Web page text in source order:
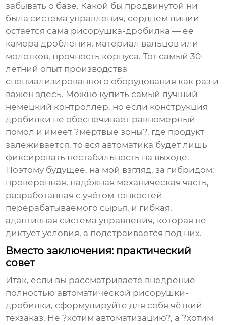
забывать о базе. Какой бы продвинутой ни
была система управления, сердцем линии
остаётся сама рисорушка-дробилка — её
камера дробления, материал вальцов или
молотков, прочность корпуса. Тот самый 30-
летний опыт производства
специализированного оборудования как раз и
важен здесь. Можно купить самый лучший
немецкий контроллер, но если конструкция
дробилки не обеспечивает равномерный
помол и имеет ?мёртвые зоны?, где продукт
залёживается, то вся автоматика будет лишь
фиксировать нестабильность на выходе.
Поэтому будущее, на мой взгляд, за гибридом:
проверенная, надёжная механическая часть,
разработанная с учётом тонкостей
перерабатываемого сырья, и гибкая,
адаптивная система управления, которая не
диктует условия, а подстраивается под них.
Вместо заключения: практический
совет
Итак, если вы рассматриваете внедрение
полностью автоматической рисорушки-
дробилки, сформулируйте для себя чёткий
техзаказ. Не ?хотим автоматизацию?, а ?хотим